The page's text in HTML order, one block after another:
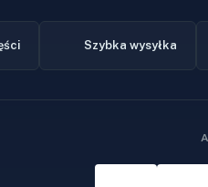
Szybka wysyłka